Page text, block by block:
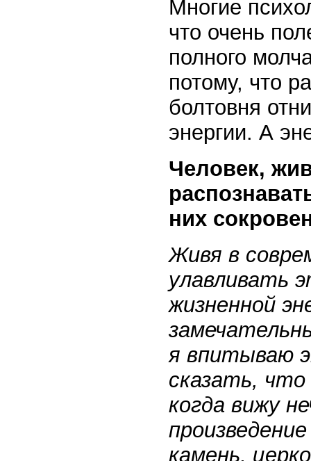
Многие
что очень
полного
потому, что
болтовня
энергии. А
Человек,
них
Живя в
улавливать
жизненной
я впитываю
сказать,
когда вижу
камень,